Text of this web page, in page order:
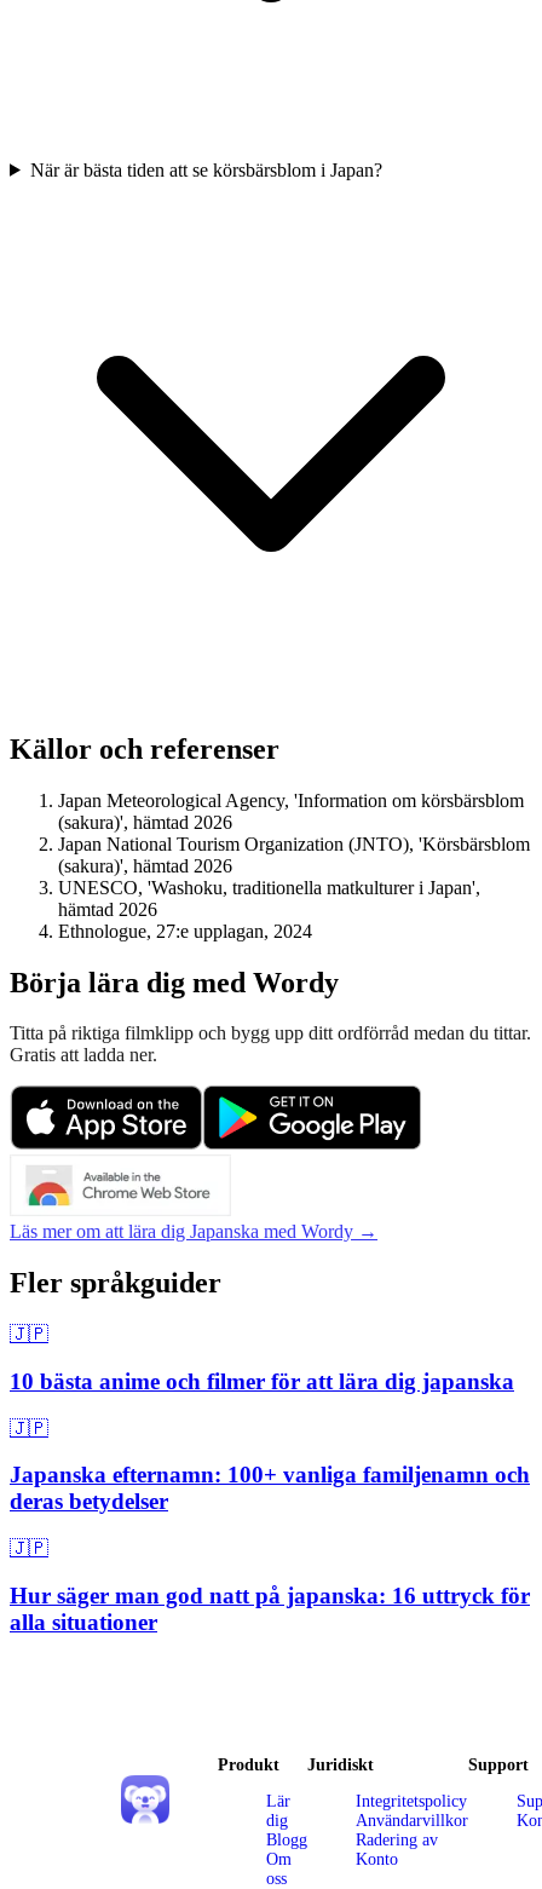
När är bästa tiden att se körsbärsblom i Japan?
Källor och referenser
Japan Meteorological Agency, 'Information om körsbärsblom
(sakura)', hämtad 2026
Japan National Tourism Organization (JNTO), 'Körsbärsblom
(sakura)', hämtad 2026
UNESCO, 'Washoku, traditionella matkulturer i Japan',
hämtad 2026
Ethnologue, 27:e upplagan, 2024
Börja lära dig med Wordy
Titta på riktiga filmklipp och bygg upp ditt ordförråd medan du tittar.
Gratis att ladda ner.
Läs mer om att lära dig Japanska med Wordy →
Fler språkguider
🇯🇵
10 bästa anime och filmer för att lära dig japanska
🇯🇵
Japanska efternamn: 100+ vanliga familjenamn och
deras betydelser
🇯🇵
Hur säger man god natt på japanska: 16 uttryck för
alla situationer
Produkt
Lär
dig
Blogg
Om
oss
Juridiskt
Integritetspolicy
Användarvillkor
Radering av
Konto
Support